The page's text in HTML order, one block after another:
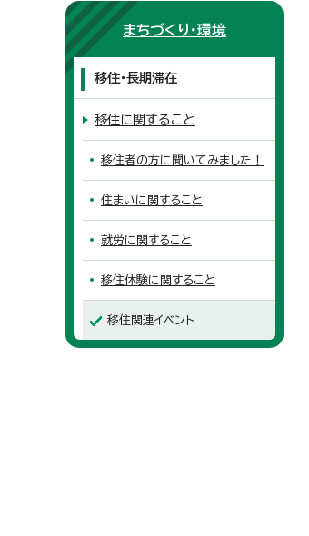
まちづくり・環境
移住・長期滞在
移住に関すること
移住者の方に聞いてみました！
住まいに関すること
就労に関すること
移住体験に関すること
移住関連イベント